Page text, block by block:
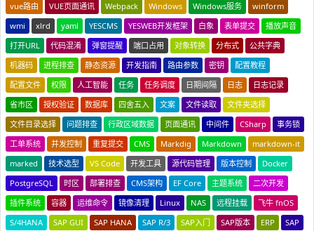
vue路由
VUE页面通讯 Webpack Windows Windows服务
winform
wmi
xlrd yaml YESCMS YESWEB开发框架 白象 表单提交
播放声音
打开URL
代码混淆 弹窗提醒 端口占用 对象转换 分布式
公共字典
机器码
进程排查 静态资源 开发指南 路由参数 密钥
配置教程
配置文件
权限 人工智能 任务 任务调度 日期间隔 日志
日志记录
省市区
授权验证 数据库 四舍五入 文案 文件读取
文件夹选择
文件目录选择
问题排查 行政区域数据 页面通讯 中间件 CSharp
事务锁
工单系统
并发控制 重复提交 CMS Markdig Markdown
markdown-it
marked
技术选型 VS Code 开发工具 源代码管理 版本控制
Docker
PostgreSQL
时区 部署排查 CMS架构 EF Core 主题系统
二次开发
插件系统
容器 运维命令 镜像清理 Linux NAS 远程挂载
飞牛 fnOS
S/4HANA
SAP GUI SAP HANA SAP R/3 SAP入门 SAP版本 ERP
SAP